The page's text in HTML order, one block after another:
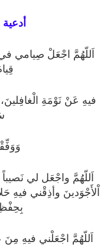
اَللّهُمَّ اجْعَلْ صِيامي
فيهِ عَنْ نَوْمَةِ
اَللّهُمَّ واجْعَل لي
اْلأَجْوَدينَ وأذِقْني
اَللّهُمَّ اجْعَلْني فيهِ مِنَ